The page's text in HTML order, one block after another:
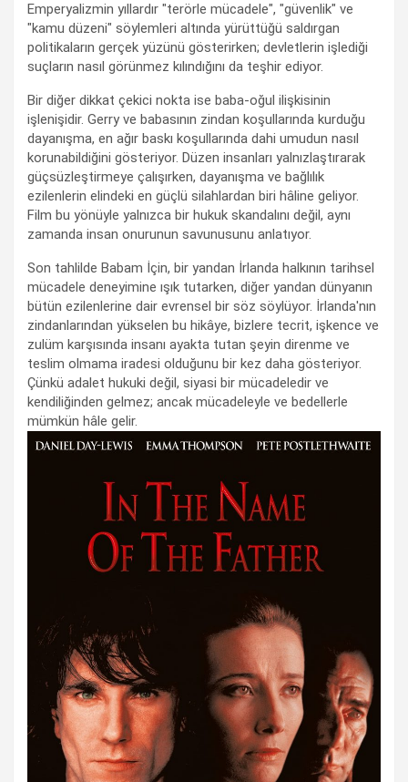
Emperyalizmin yıllardır "terörle mücadele", "güvenlik" ve
"kamu düzeni" söylemleri altında yürüttüğü saldırgan
politikaların gerçek yüzünü gösterirken; devletlerin işlediği
suçların nasıl görünmez kılındığını da teşhir ediyor.
Bir diğer dikkat çekici nokta ise baba-oğul ilişkisinin
işlenişidir. Gerry ve babasının zindan koşullarında kurduğu
dayanışma, en ağır baskı koşullarında dahi umudun nasıl
korunabildiğini gösteriyor. Düzen insanları yalnızlaştırarak
güçsüzleştirmeye çalışırken, dayanışma ve bağlılık
ezilenlerin elindeki en güçlü silahlardan biri hâline geliyor.
Film bu yönüyle yalnızca bir hukuk skandalını değil, aynı
zamanda insan onurunun savunusunu anlatıyor.
Son tahlilde Babam İçin, bir yandan İrlanda halkının tarihsel
mücadele deneyimine ışık tutarken, diğer yandan dünyanın
bütün ezilenlerine dair evrensel bir söz söylüyor. İrlanda'nın
zindanlarından yükselen bu hikâye, bizlere tecrit, işkence ve
zulüm karşısında insanı ayakta tutan şeyin direnme ve
teslim olmama iradesi olduğunu bir kez daha gösteriyor.
Çünkü adalet hukuki değil, siyasi bir mücadeledir ve
kendiliğinden gelmez; ancak mücadeleyle ve bedellerle
mümkün hâle gelir.